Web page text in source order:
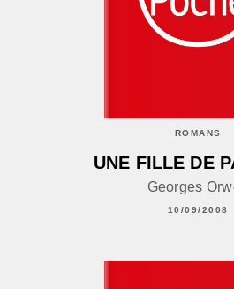
ROMANS
UNE FILLE DE
Georges
10/09/2008